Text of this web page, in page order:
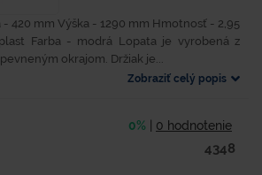
- 420 mm Výška - 1290 mm Hmotnosť - 2,95
Farba - modrá Lopata je vyrobená z
okrajom. Držiak je...
Zobraziť celý popis
0% 0 hodnotenie
4348